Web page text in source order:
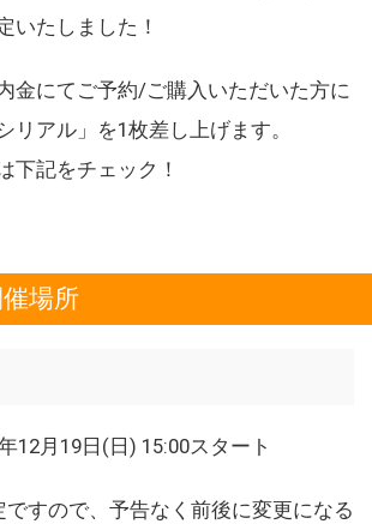
いたしました！
金にてご予約/ご購入いただいた方に
リアル」を1枚差し上げます。
下記をチェック！
場所
12月19日(日) 15:00スタート
すので、予告なく前後に変更になる